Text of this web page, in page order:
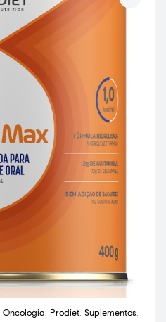
Oncologia, Prodiet, Suplementos,